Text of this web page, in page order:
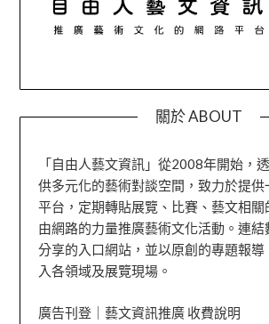
關於 ABOUT
「自由人藝文資訊」從2008年開始，
供多元化的藝術對談空間，致力於提供
平台，定期轉貼展覽、比賽、藝文相
由網路的力量推廣藝術文化活動。連
分享的入口網站，並以原創的專題報
入各領域及展覽現場。
廣告刊登｜藝文資訊推廣 收費說明